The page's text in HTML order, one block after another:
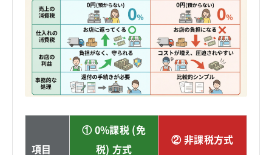
項目
① 0%課税 (免
税) 方式
② 非課税方式